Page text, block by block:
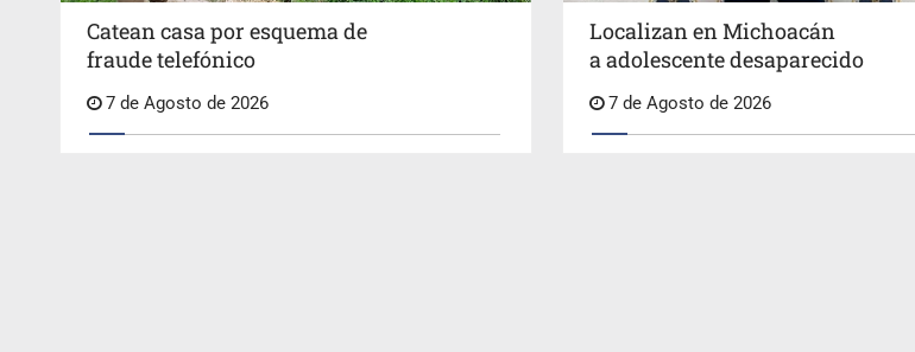
Catean casa por esquema de
fraude telefónico
7 de Agosto de 2026
Localizan en Michoacán
a adolescente desaparecido
7 de Agosto de 2026